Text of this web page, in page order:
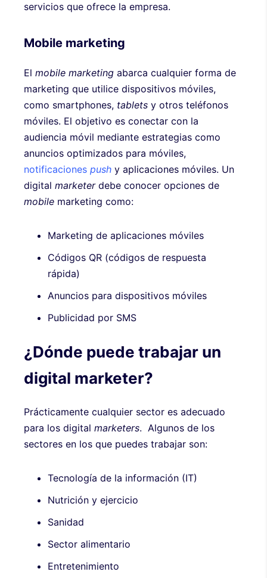
servicios que ofrece la empresa.
Mobile marketing
El mobile marketing abarca cualquier forma de
marketing que utilice dispositivos móviles,
como smartphones, tablets y otros teléfonos
móviles. El objetivo es conectar con la
audiencia móvil mediante estrategias como
anuncios optimizados para móviles,
notificaciones push y aplicaciones móviles. Un
digital marketerdebe conocer opciones de
mobile marketing como:
Marketing de aplicaciones móviles
Códigos QR (códigos de respuesta
rápida)
Anuncios para dispositivos móviles
Publicidad por SMS
¿Dónde puede trabajar un
digital marketer?
Prácticamente cualquier sector es adecuado
para los digital marketers. Algunos de los
sectores en los que puedes trabajar son:
Tecnología de la información (IT)
Nutrición y ejercicio
Sanidad
Sector alimentario
Entretenimiento